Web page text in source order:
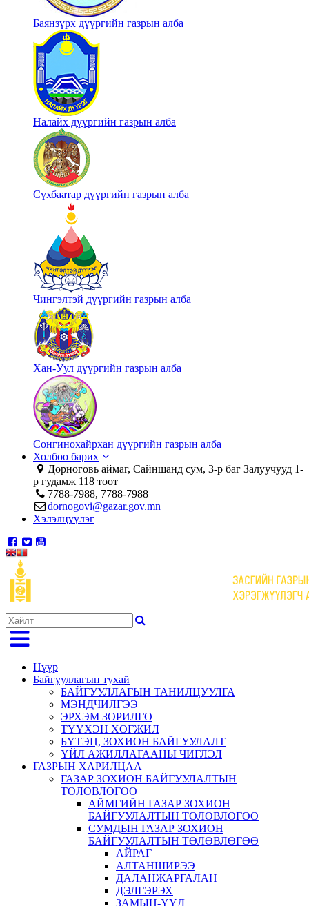
Баянзүрх дүүргийн газрын алба
Налайх дүүргийн газрын алба
Сүхбаатар дүүргийн газрын алба
Чингэлтэй дүүргийн газрын алба
Хан-Уул дүүргийн газрын алба
Сонгинохайрхан дүүргийн газрын алба
Холбоо барих
Дорноговь аймаг, Сайншанд сум, 3-р баг Залуучууд 1-
р гудамж 118 тоот
7788-7988, 7788-7988
dornogovi@gazar.gov.mn
Хэлэлцүүлэг
Нүүр
Байгууллагын тухай
БАЙГУУЛЛАГЫН ТАНИЛЦУУЛГА
МЭНДЧИЛГЭЭ
ЭРХЭМ ЗОРИЛГО
ТҮҮХЭН ХӨГЖИЛ
БҮТЭЦ, ЗОХИОН БАЙГУУЛАЛТ
ҮЙЛ АЖИЛЛАГААНЫ ЧИГЛЭЛ
ГАЗРЫН ХАРИЛЦАА
ГАЗАР ЗОХИОН БАЙГУУЛАЛТЫН
ТӨЛӨВЛӨГӨӨ
АЙМГИЙН ГАЗАР ЗОХИОН
БАЙГУУЛАЛТЫН ТӨЛӨВЛӨГӨӨ
СУМДЫН ГАЗАР ЗОХИОН
БАЙГУУЛАЛТЫН ТӨЛӨВЛӨГӨӨ
АЙРАГ
АЛТАНШИРЭЭ
ДАЛАНЖАРГАЛАН
ДЭЛГЭРЭХ
ЗАМЫН-ҮҮД